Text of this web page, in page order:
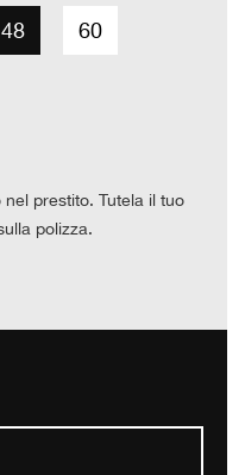
48 60
prestito. Tutela il tuo
polizza.